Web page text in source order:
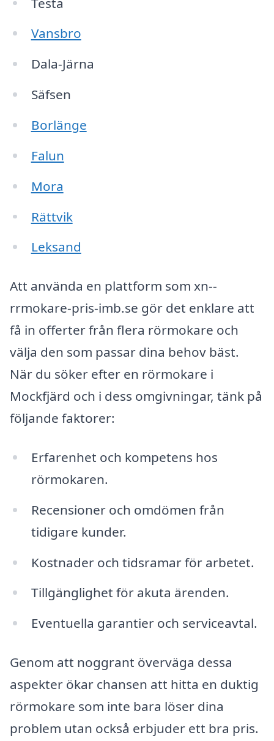
Vansbro
Dala-Järna
Säfsen
Borlänge
Falun
Mora
Rättvik
Leksand
Att använda en plattform som xn--
rrmokare-pris-imb.se gör det enklare att
få in offerter från flera rörmokare och
välja den som passar dina behov bäst.
När du söker efter en rörmokare i
Mockfjärd och i dess omgivningar, tänk på
följande faktorer:
Erfarenhet och kompetens hos
rörmokaren.
Recensioner och omdömen från
tidigare kunder.
Kostnader och tidsramar för arbetet.
Tillgänglighet för akuta ärenden.
Eventuella garantier och serviceavtal.
Genom att noggrant överväga dessa
aspekter ökar chansen att hitta en duktig
rörmokare som inte bara löser dina
problem utan också erbjuder ett bra pris.